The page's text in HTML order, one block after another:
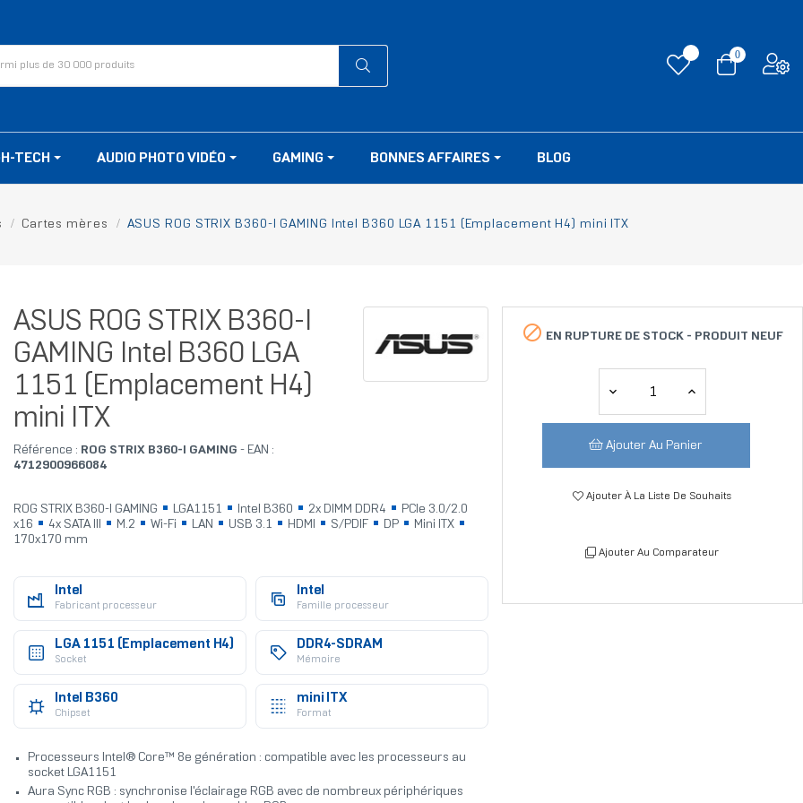
0
TECH AUDIO PHOTO VIDÉO GAMING BONNES AFFAIRES BLOG
Cartes mères ASUS ROG STRIX B360-I GAMING Intel B360 LGA 1151 (Emplacement H4) mini ITX
ASUS ROG STRIX B360-I
GAMING Intel B360 LGA
1151 (Emplacement H4)
mini ITX
Référence : ROG STRIX B360-I GAMING - EAN :
4712900966084
ROG STRIX B360-I GAMING LGA1151 Intel B360 2x DIMM DDR4
PCIe 3.0/2.0
x16
4x SATA III M.2 Wi-Fi LAN USB 3.1 HDMI S/PDIF DP
Mini ITX
170x170 mm
Intel
Fabricant processeur
Intel
Famille processeur
LGA 1151 (Emplacement H4)
Socket
DDR4-SDRAM
Mémoire
Intel B360
Chipset
mini ITX
Format
Processeurs Intel® Core™ 8e génération : compatible avec les processeurs au
socket LGA1151
Aura Sync RGB : synchronise l'éclairage RGB avec de nombreux périphériques
 EN RUPTURE DE STOCK - PRODUIT NEUF
Ajouter Au Panier
Ajouter À La Liste De Souhaits
Ajouter Au Comparateur